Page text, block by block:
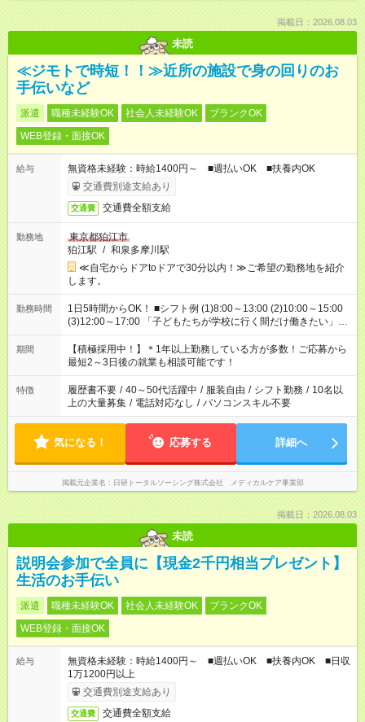
掲載日：2026.08.03
未読
≪ジモトで時短！！≫近所の施設で身の回りのお
手伝いなど
派遣 職種未経験OK 社会人未経験OK
ブランクOK
WEB登録・面接OK
給与
無資格未経験：時給1400円～ ■週払いOK ■扶養内OK
交通費別途支給あり
交通費 交通費全額支給
勤務地
東京都狛江市
狛江駅 / 和泉多摩川駅
≪自宅からドアtoドアで30分以内！≫ご希望の勤務地を紹介
します。
勤務時間
1日5時間からOK！ ■シフト例 (1)8:00～13:00 (2)10:00～15:00
(3)12:00～17:00 「子どもたちが学校に行く間だけ働きたい」
「余裕を持って夕飯の準備がしたい」 「午前中は働いて、午後
はプライベートの時間にしたい」 など、ご希望を教えてくださ
いね。 ※Wワーク希望の方へ 今ご覧のお仕事で希望する勤務時
間と、もう1つのお仕事の勤務時間。 合計で週40時間を超える
場合は応募できません。
期間
【積極採用中！】＊1年以上勤務している方が多数！ご応募から
最短2～3日後の就業も相談可能です！
特徴 履歴書不要 / 40～50代活躍中 / 服装自由 / シフト勤務 / 10名以
上の大量募集 / 電話対応なし / パソコンスキル不要
気になる！ 応募する 詳細へ
掲載元企業名 日研トータルソーシング株式会社 メディカルケア事業部
掲載日：2026.08.03
未読
説明会参加で全員に【現金2千円相当プレゼント】
生活のお手伝い
派遣 職種未経験OK 社会人未経験OK
ブランクOK
WEB登録・面接OK
給与
無資格未経験：時給1400円～ ■週払いOK ■扶養内OK ■日収
1万1200円以上
交通費別途支給あり
交通費 交通費全額支給